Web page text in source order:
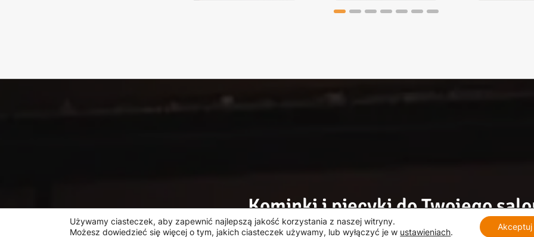
Kominki i piecyki do Twojego
Używamy ciasteczek, aby zapewnić najlepszą jakość korzystania z naszej witryny.
Możesz dowiedzieć się więcej o tym, jakich ciasteczek używamy, lub wyłączyć je w ustawieniach.
Akceptuj